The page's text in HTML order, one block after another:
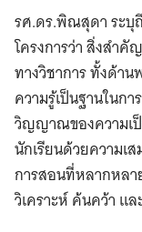
รศ.ดร.พิณสุดา ระบุ
โครงการว่า สิ่งสำ
ทางวิชาการ ทั้งด้า
ความรู้เป็นฐานในก
วิญญาณของความเป็
นักเรียนด้วยความเ
การสอนที่หลากหลา
วิเคราะห์ ค้นคว้า แ